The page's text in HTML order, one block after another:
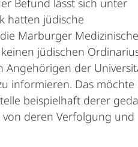
Befund lässt sich unter
hatten jüdische
Marburger Medizinische
jüdischen
Angehörigen der
informieren. Das möchte
beispielhaft derer
deren Verfolgung und